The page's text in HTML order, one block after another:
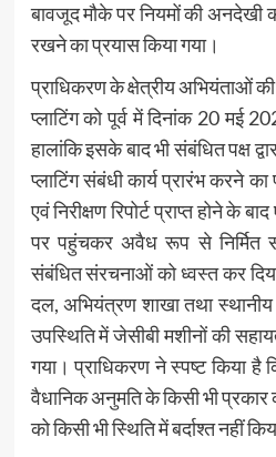
बावजूद मौके पर नियमों की अनदेखी
रखने का प्रयास किया गया।
प्राधिकरण के क्षेत्रीय अभियंताओं
प्लाटिंग को पूर्व में दिनांक 20 मई
हालांकि इसके बाद भी संबंधित पक्ष
प्लाटिंग संबंधी कार्य प्रारंभ करने
एवं निरीक्षण रिपोर्ट प्राप्त होने के
पर पहुंचकर अवैध रूप से निर्मित
संबंधित संरचनाओं को ध्वस्त कर
दल, अभियंत्रण शाखा तथा
उपस्थिति में जेसीबी मशीनों की
गया। प्राधिकरण ने स्पष्ट किया है
वैधानिक अनुमति के किसी भी प्रकार
को किसी भी स्थिति में बर्दाश्त नहीं